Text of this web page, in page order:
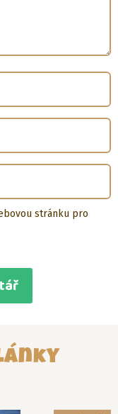
stránku pro